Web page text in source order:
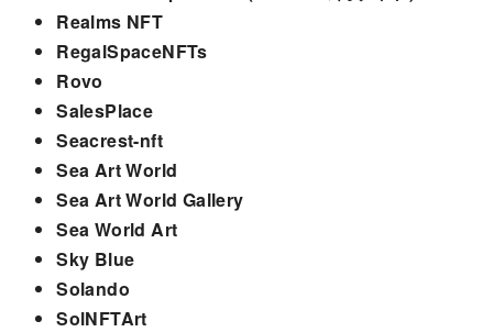
Realms NFT
RegalSpaceNFTs
Rovo
SalesPlace
Seacrest-nft
Sea Art World
Sea Art World Gallery
Sea World Art
Sky Blue
Solando
SolNFTArt